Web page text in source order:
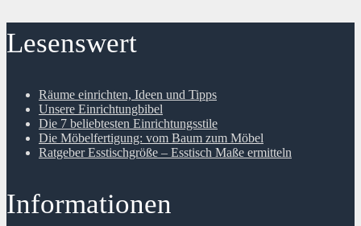
Lesenswert
Räume einrichten, Ideen und Tipps
Unsere Einrichtungbibel
Die 7 beliebtesten Einrichtungsstile
Die Möbelfertigung: vom Baum zum Möbel
Ratgeber Esstischgröße – Esstisch Maße ermitteln
Informationen